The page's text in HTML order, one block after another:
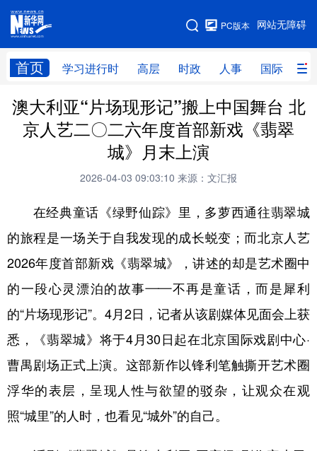
网站无障碍
PC版本
首页 学习进行时 高层 时政 人事 国际 财
网站地图
学习进行时 高层 时政 人事
国际 财经 网评 港澳
法律 中央文件 金融 汽车
食品 人居 信息化 数字经济
学术中国 乡村振兴 银龄 溯源中国
城市 旅游 能源 会展
澳大利亚“片场现形记”搬上中国舞台 北
京人艺二〇二六年度首部新戏《翡翠
城》月末上演
2026-04-03 09:03:10 来源：文汇报
在经典童话《绿野仙踪》里，多萝西通往翡翠城
的旅程是一场关于自我发现的成长蜕变；而北京人艺
2026年度首部新戏《翡翠城》，讲述的却是艺术圈中
的一段心灵漂泊的故事——不再是童话，而是犀利
的“片场现形记”。4月2日，记者从该剧媒体见面会上获
悉，《翡翠城》将于4月30日起在北京国际戏剧中心·
曹禺剧场正式上演。这部新作以锋利笔触撕开艺术圈
浮华的表层，呈现人性与欲望的驳杂，让观众在观
照“城里”的人时，也看见“城外”的自己。